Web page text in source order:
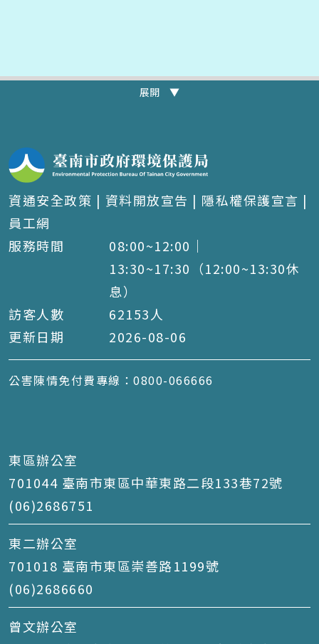
展開 ▼
資通安全政策 | 資料開放宣告 | 隱私權保護宣言 |
員工網
服務時間
08:00~12:00｜
13:30~17:30（12:00~13:30休
息）
訪客人數
62153 人
更新日期
2026-08-06
公害陳情免付費專線：0800-066666
東區辦公室
701044 臺南市東區中華東路二段133巷72號
(06)2686751
東二辦公室
701018 臺南市東區崇善路1199號
(06)2686660
曾文辦公室